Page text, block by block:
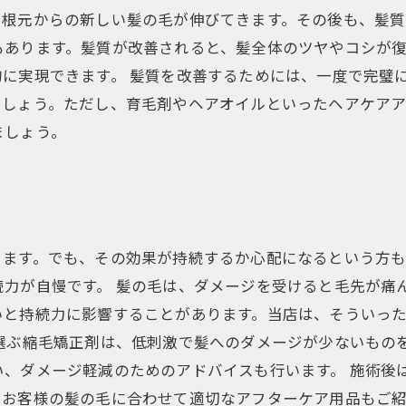
元からの新しい髪の毛が伸びてきます。その後も、髪
ります。髪質が改善されると、髪全体のツヤやコシが
実現できます。 髪質を改善するためには、一度で完
ょう。ただし、育毛剤やヘアオイルといったヘアケア
ょう。
す。でも、その効果が持続するか心配になるという方
が自慢です。 髪の毛は、ダメージを受けると毛先が
持続力に影響することがあります。当店は、そういっ
縮毛矯正剤は、低刺激で髪へのダメージが少ないも
ダメージ軽減のためのアドバイスも行います。 施術
客様の髪の毛に合わせて適切なアフターケア用品もご